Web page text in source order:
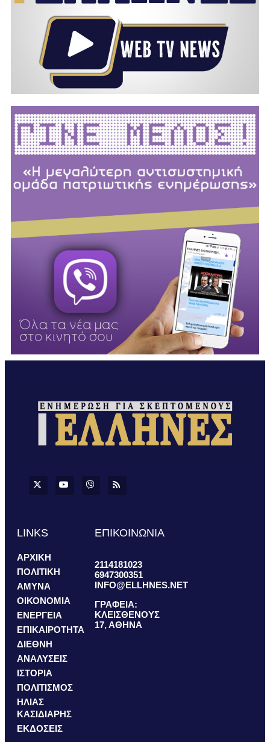
LINKS
ΑΡΧΙΚΗ
ΠΟΛΙΤΙΚΗ
ΑΜΥΝΑ
ΟΙΚΟΝΟΜΙΑ
ΕΝΕΡΓΕΙΑ
ΕΠΙΚΑΙΡΟΤΗΤΑ
ΔΙΕΘΝΗ
ΑΝΑΛΥΣΕΙΣ
ΙΣΤΟΡΙΑ
ΠΟΛΙΤΙΣΜΟΣ
ΗΛΙΑΣ
ΚΑΣΙΔΙΑΡΗΣ
ΕΚΔΟΣΕΙΣ
ΕΠΙΚΟΙΝΩΝΙΑ
2114181023
6947300351
INFO@ELLHNES.NET
ΓΡΑΦΕΙΑ:
ΚΛΕΙΣΘΕΝΟΥΣ
17, ΑΘΗΝΑ